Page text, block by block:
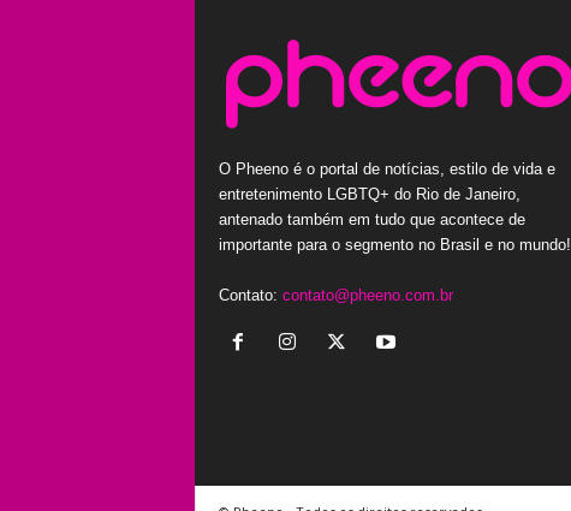
O Pheeno é o portal de notícias, estilo de vida e
entretenimento LGBTQ+ do Rio de Janeiro,
antenado também em tudo que acontece de
importante para o segmento no Brasil e no mundo!
Contato: contato@pheeno.com.br